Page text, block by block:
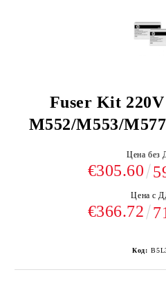
Fuser Kit
M552/M553/
Цена без
€305.60
Цена с
€366.72
Код: